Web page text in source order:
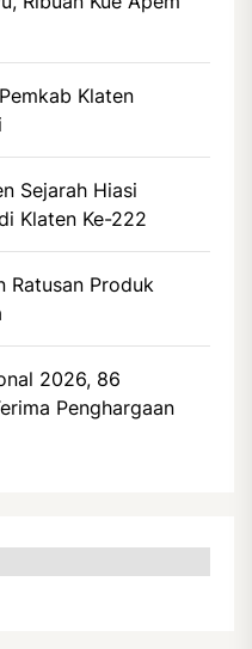
Klaten
Sejarah Hiasi
Klaten Ke-222
Ratusan Produk
2026, 86
Penghargaan